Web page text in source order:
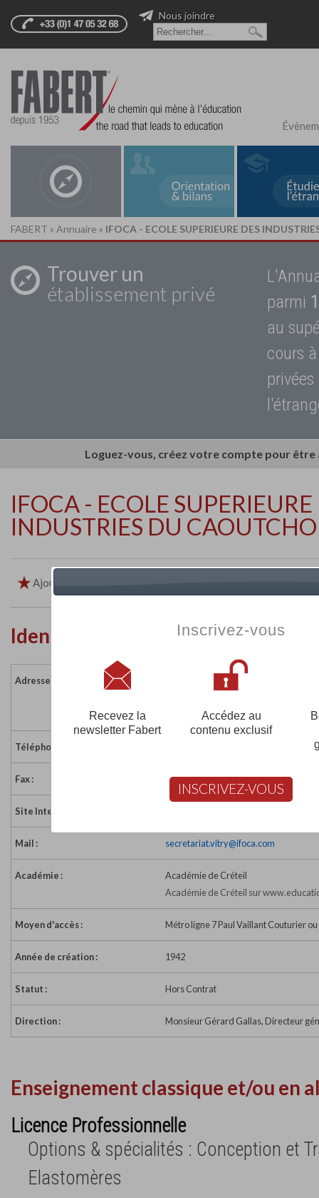
Nous joindre
FABERT » Annuaire » IFOCA - ECOLE SUPERIEURE DES
Trouver un
établissement privé
parmi
au
cours
Loguez-vous, créez votre compte pour
IFOCA - ECOLE SUPERIEURE
INDUSTRIES DU
Ajouter aux favoris
Identité de l'établissement
Adresse :
Téléphone :
Fax : 01 49 60 70 66
Site Internet :
Mail : secretariat.vitry@ifoca.com
Académie :
Académie de Créteil
Académie de Créteil sur
Moyen d'accès : Métro ligne 7 Paul Vaillant Couturier ou
Année de création : 1942
Statut : Hors Contrat
Direction : Monsieur Gérard Gallas, Directeur
Enseignement classique et/ou en
Licence Professionnelle
Options & spécialités : Conception et
Elastomères
Inscrivez-vous
Recevez la
newsletter Fabert
Accédez au
contenu exclusif
INSCRIVEZ-VOUS